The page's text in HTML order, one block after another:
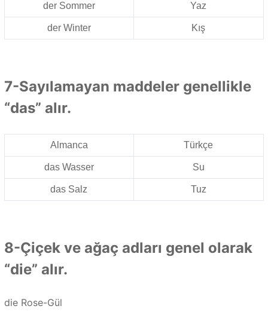
der Sommer Yaz
der Winter Kış
7-Sayılamayan maddeler genellikle
“das” alır.
Almanca Türkçe
das Wasser Su
das Salz Tuz
8-Çiçek ve ağaç adları genel olarak
“die” alır.
die Rose-Gül